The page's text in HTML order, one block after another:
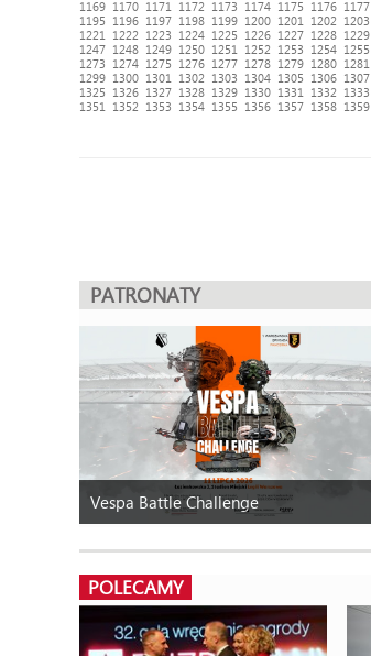
1169 1170 1171 1172 1173 1174 1175 1176 1177
1195
1196 1197 1198 1199 1200 1201 1202 1203
1221
1222 1223 1224 1225 1226 1227 1228 1229
1247 1248 1249 1250 1251 1252 1253 1254 1255
1273
1274 1275 1276 1277 1278 1279 1280 1281
1299 1300 1301 1302 1303 1304 1305 1306 1307
1325
1326 1327 1328 1329 1330 1331 1332 1333
1351
1352 1353 1354 1355 1356 1357 1358 1359
PATRONATY
Vespa Battle Challenge
POLECAMY